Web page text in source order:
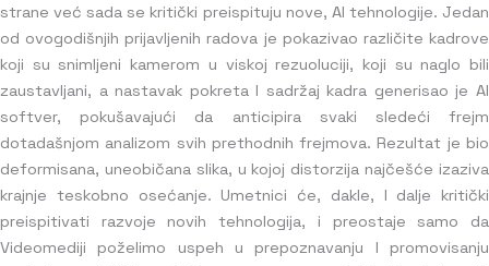
strane već sada se kritički preispituju nove, AI tehnologije. Jedan
od ovogodišnjih prijavljenih radova je pokazivao različite kadrove
koji su snimljeni kamerom u viskoj rezuoluciji, koji su naglo bili
zaustavljani, a nastavak pokreta I sadržaj kadra generisao je AI
softver, pokušavajući da anticipira svaki sledeći frejm
dotadašnjom analizom svih prethodnih frejmova. Rezultat je bio
deformisana, uneobičana slika, u kojoj distorzija najčešće izaziva
krajnje teskobno osećanje. Umetnici će, dakle, I dalje kritički
preispitivati razvoje novih tehnologija, i preostaje samo da
Videomediji poželimo uspeh u prepoznavanju I promovisanju